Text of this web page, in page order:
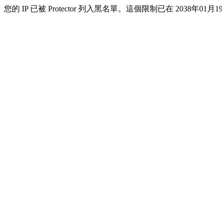
您的 IP 已被 Protector 列入黑名單。這個限制已在 2038年01月